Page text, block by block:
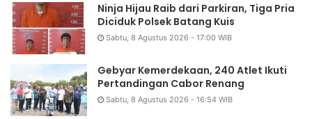
Ninja Hijau Raib dari Parkiran, Tiga Pria
Diciduk Polsek Batang Kuis
Sabtu, 8 Agustus 2026 - 17:00 WIB
Gebyar Kemerdekaan, 240 Atlet Ikuti
Pertandingan Cabor Renang
Sabtu, 8 Agustus 2026 - 16:54 WIB